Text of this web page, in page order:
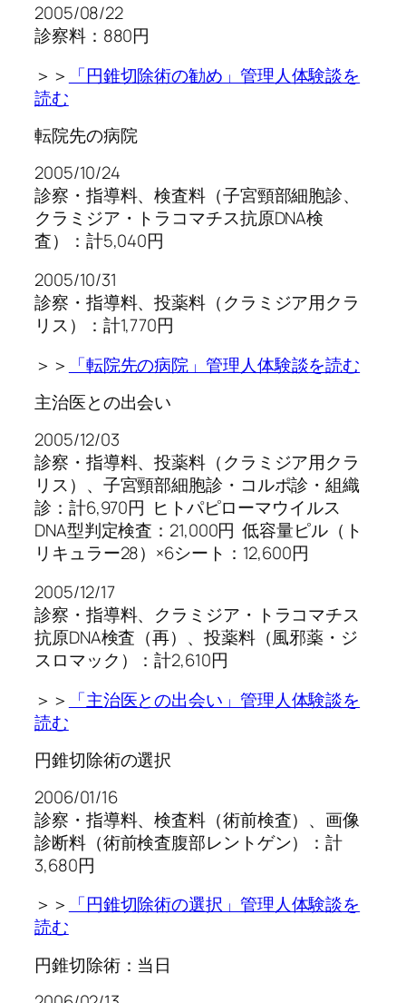
2005/08/22
診察料：880円
＞＞ 「円錐切除術の勧め」管理人体験談を
読む
転院先の病院
2005/10/24
診察・指導料、検査料（子宮頸部細胞診、
クラミジア・トラコマチス抗原DNA検
査）：計5,040円
2005/10/31
診察・指導料、投薬料（クラミジア用クラ
リス）：計1,770円
＞＞ 「転院先の病院」管理人体験談を読む
主治医との出会い
2005/12/03
診察・指導料、投薬料（クラミジア用クラ
リス）、子宮頸部細胞診・コルポ診・組織
診：計6,970円 ヒトパピローマウイルス
DNA型判定検査：21,000円 低容量ピル（ト
リキュラー28）×6シート：12,600円
2005/12/17
診察・指導料、クラミジア・トラコマチス
抗原DNA検査（再）、投薬料（風邪薬・ジ
スロマック）：計2,610円
＞＞ 「主治医との出会い」管理人体験談を
読む
円錐切除術の選択
2006/01/16
診察・指導料、検査料（術前検査）、画像
診断料（術前検査腹部レントゲン）：計
3,680円
＞＞ 「円錐切除術の選択」管理人体験談を
読む
円錐切除術：当日